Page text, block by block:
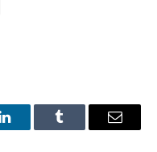
LinkedInTumblr Email